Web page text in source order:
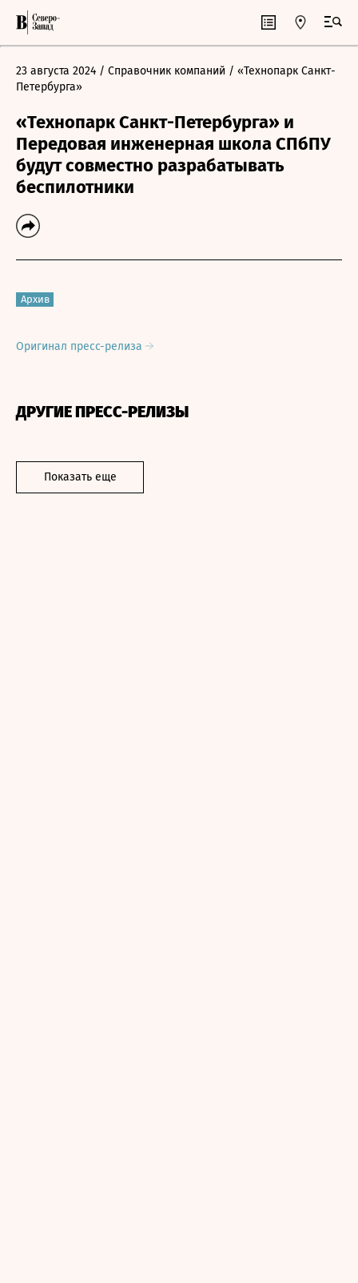
23 августа 2024 / Справочник компаний / «Технопарк Санкт-
Петербурга»
«Технопарк Санкт-Петербурга» и
Передовая инженерная школа СПбПУ
будут совместно разрабатывать
беспилотники
Архив
Оригинал пресс-релиза
ДРУГИЕ ПРЕСС-РЕЛИЗЫ
Показать еще